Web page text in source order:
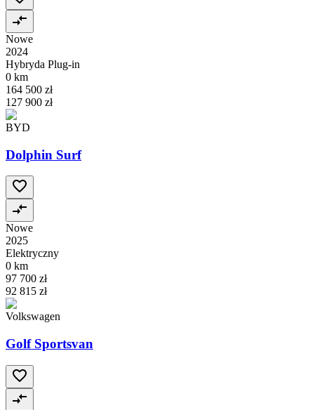
Nowe
2024
Hybryda Plug-in
0 km
164 500 zł
127 900 zł
BYD
Dolphin Surf
Nowe
2025
Elektryczny
0 km
97 700 zł
92 815 zł
Volkswagen
Golf Sportsvan